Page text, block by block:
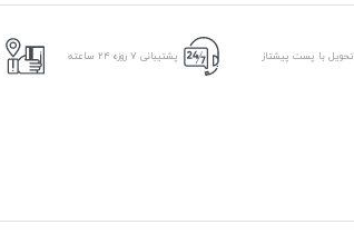
تحویل با پست پیشتاز پشتیبانی ۷ روزه ۲۴ ساعته